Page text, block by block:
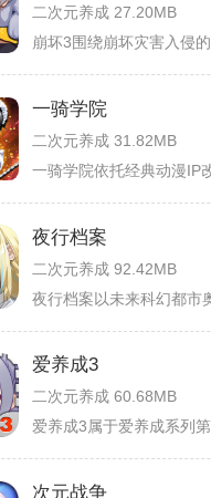
二次元养成 27.20MB
一骑学院
二次元养成 31.82MB
夜行档案
二次元养成 92.42MB
爱养成3
二次元养成 60.68MB
次元战争